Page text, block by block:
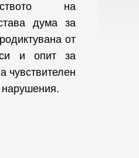
на
дума за
от
и опит за
чувствителен
нарушения.